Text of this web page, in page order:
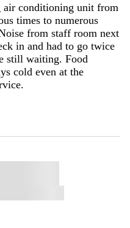
air conditioning unit from
times to numerous
from staff room next
in and had to go twice
still waiting. Food
cold even at the